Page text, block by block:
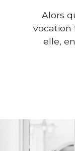
Alors
vocation
elle,